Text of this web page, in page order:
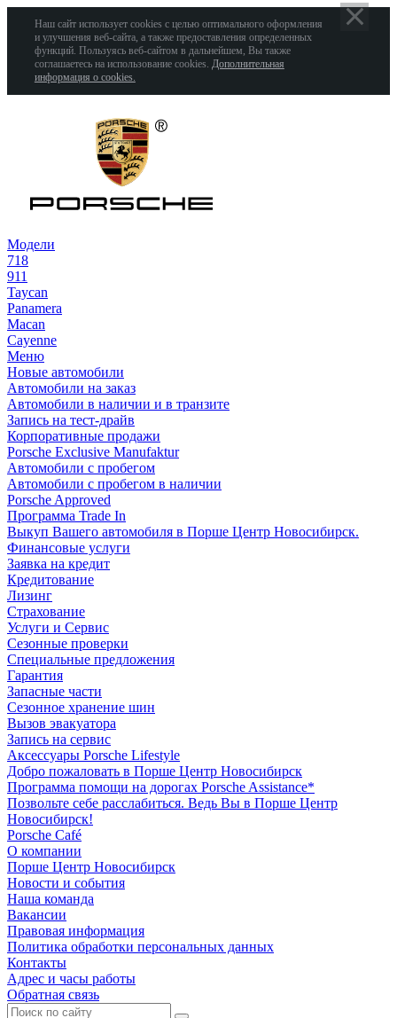
Наш сайт использует cookies с целью оптимального оформления
и улучшения веб-сайта, а также предоставления определенных
функций. Пользуясь веб-сайтом в дальнейшем, Вы также
соглашаетесь на использование cookies. Дополнительная
информация о cookies.
Модели
718
911
Taycan
Panamera
Macan
Cayenne
Меню
Новые автомобили
Автомобили на заказ
Автомобили в наличии и в транзите
Запись на тест-драйв
Корпоративные продажи
Porsche Exclusive Manufaktur
Автомобили с пробегом
Автомобили с пробегом в наличии
Porsche Approved
Программа Trade In
Выкуп Вашего автомобиля в Порше Центр Новосибирск.
Финансовые услуги
Заявка на кредит
Кредитование
Лизинг
Страхование
Услуги и Сервис
Сезонные проверки
Специальные предложения
Гарантия
Запасные части
Сезонное хранение шин
Вызов эвакуатора
Запись на сервис
Аксессуары Porsche Lifestyle
Добро пожаловать в Порше Центр Новосибирск
Программа помощи на дорогах Porsche Assistance*
Позвольте себе расслабиться. Ведь Вы в Порше Центр
Новосибирск!
Porsche Café
О компании
Порше Центр Новосибирск
Новости и события
Наша команда
Вакансии
Правовая информация
Политика обработки персональных данных
Контакты
Адрес и часы работы
Обратная связь